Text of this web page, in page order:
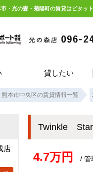
・光の森・菊陽町の賃貸はピタッ
貸したい
熊本市中央区の賃貸情報一覧
Twinkle
4.7万円 / 管
店